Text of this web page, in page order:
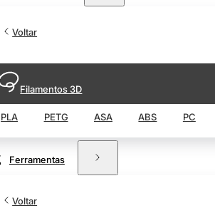
Voltar
Filamentos 3D
PLA PETG ASA ABS PC
Ferramentas
Voltar